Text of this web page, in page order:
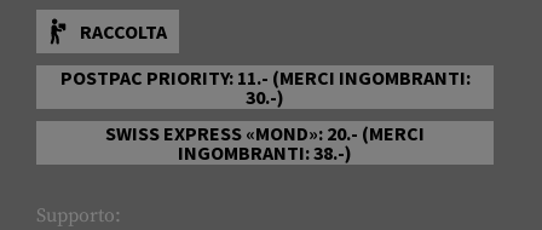
RACCOLTA
POSTPAC PRIORITY: 11.- (MERCI INGOMBRANTI:
30.-)
SWISS EXPRESS «MOND»: 20.- (MERCI
INGOMBRANTI: 38.-)
Supporto: